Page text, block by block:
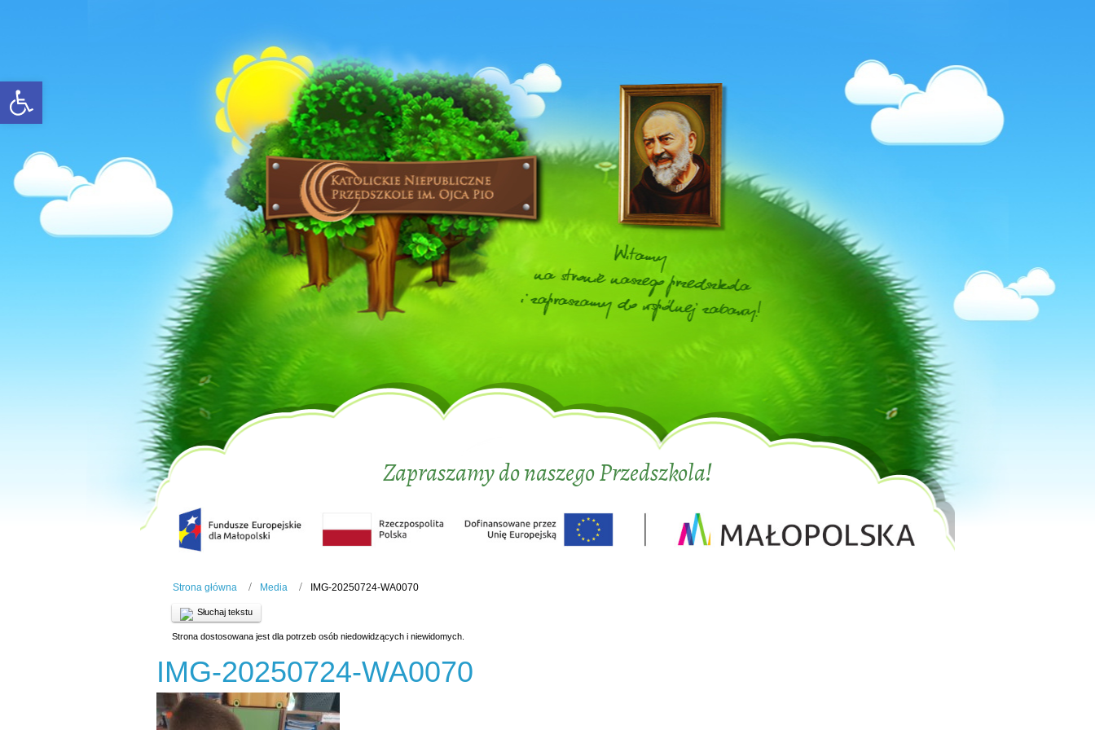
Open toolbar
Zapraszamy do naszego Przedszkola!
Strona główna Media IMG-20250724-WA0070
Słuchaj tekstu
Strona dostosowana jest dla potrzeb osób niedowidzących i niewidomych.
IMG-20250724-WA0070